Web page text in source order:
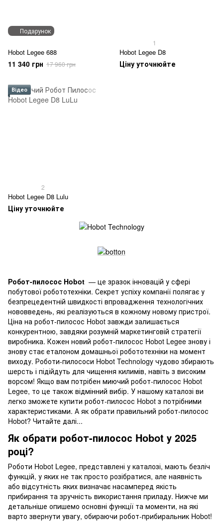
Подарунок
Hobot Legee 688
11 340 грн 17 960 грн
1
Hobot Legee D8
Ціну уточнюйте
Відео
2
Hobot Legee D8 Lulu
Ціну уточнюйте
Робот-пилосос Hobot — це зразок інновацій у сфері
побутової робототехніки. Секрет успіху компанії полягає у
безпрецедентній швидкості впровадження технологічних
нововведень, які реалізуються в кожному новому пристрої.
Ціна на робот-пилосос Hobot завжди залишається
конкурентною, завдяки розумній маркетинговій стратегії
виробника. Кожен новий робот-пилосос Hobot Legee знову і
знову стає еталоном домашньої робототехніки на момент
виходу. Роботи-пилососи Hobot Technology чудово збирають
шерсть і підійдуть для чищення килимів, навіть з високим
ворсом! Якщо вам потрібен миючий робот-пилосос Hobot
Legee, то це також відмінний вибір. У нашому каталозі ви
легко зможете купити робот-пилосос Hobot з потрібними
характеристиками. А як обрати правильний робот-пилосос
Hobot? Читайте далі...
Як обрати робот-пилосос Hobot у 2025
році?
Роботи Hobot Legee, представлені у каталозі, мають безліч
функцій, у яких не так просто розібратися, але наявність
або відсутність яких визначає насамперед якість
прибирання та зручність використання приладу. Нижче ми
детальніше опишемо основні функції та моменти, на які
варто звернути увагу, обираючи робот-прибиральник Hobot!